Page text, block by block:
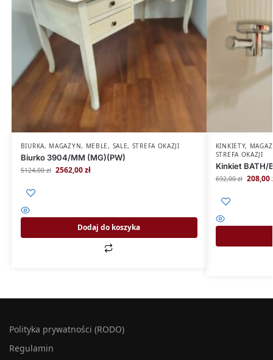
BIURKA, MAGAZYN, MEBLE, SALE, STREFA OKAZJI
Biurko 3904/MM (MG)(PW)
5124,00zł 2562,00zł
Dodaj do koszyka
KINKIETY,
STREFA OKAZJI
Kinkiet BATH/
692,00zł 208,00
Polityka prywatności (RODO)
Regulamin